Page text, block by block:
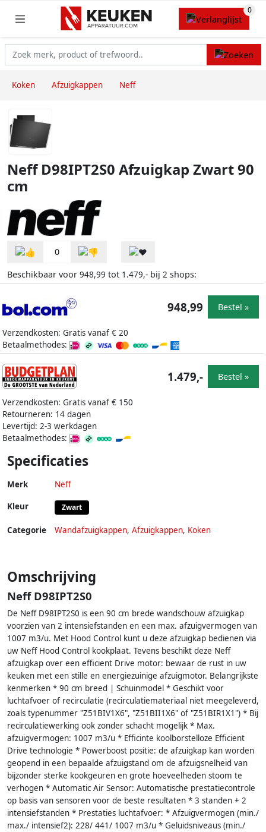
Koken Afzuigkappen Neff
Neff D98IPT2S0 Afzuigkap Zwart 90
cm
0
Beschikbaar voor 948,99 tot 1.479,- bij 2 shops:
Verzendkosten: Gratis vanaf € 20
Betaalmethodes:
948,99 Bestel »
Verzendkosten: Gratis vanaf € 150
Retourneren: 14 dagen
Levertijd: 2-3 werkdagen
Betaalmethodes:
1.479,- Bestel »
Specificaties
Merk Neff
Kleur Zwart
Categorie Wandafzuigkappen, Afzuigkappen, Koken
Omschrijving
Neff D98IPT2S0
De Neff D98IPT2S0 is een 90 cm brede wandschouw afzuigkap
voorzien van 2 intensiefstanden en een max. afzuigvermogen van
1007 m3/u. Met Hood Control kunt u deze afzuigkap bedienen via
uw Neff Hood Control kookplaat. Tevens beschikt deze Neff
afzuigkap over een efficient Drive motor: bewaar de rust in uw
keuken met een stille en energiezuinige afzuigmotor. Belangrijkste
kenmerken * 90 cm breed | Schuinmodel * Geschikt voor
luchtafvoer of recirculatie (recirculatiemateriaal niet meegeleverd,
zoals typenummer "Z51BIV1X6", "Z51BII1X6" of "Z51BIR1X1") * Bij
recirculatiewerking ook zonder schacht mogelijk * Max.
afzuigvermogen: 1007 m3/u * Efficinte koolborstelloze Efficient
Drive technologie * Powerboost positie: de afzuigkap kan worden
geopend in een bepaalde afzuigstand om de afzuigsnelheid van
bijzonder sterke kookgeuren en grote hoeveelheden stoom te
verhogen * Automatic Air Sensor: Automatische prestatiecontrole
op basis van sensoren voor de beste resultaten * 3 standen + 2
intensiefstanden * Prestaties luchtafvoer: * Afzuigvermogen (min./
max./ intensief2): 228/ 441/ 1007 m3/u * Geluidsniveaus (min./